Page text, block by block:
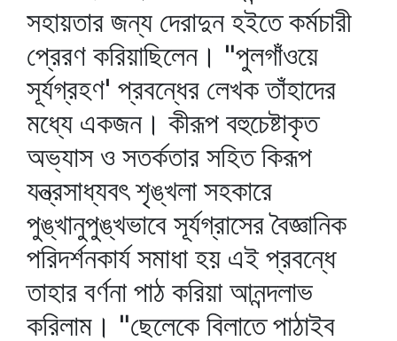
সহায়তার জন্য দেরাদুন হইতে কর্মচারী
প্রেরণ করিয়াছিলেন। "পুলগাঁওয়ে
সূর্যগ্রহণ' প্রবন্ধের লেখক তাঁহাদের
মধ্যে একজন। কীরূপ বহুচেষ্টাকৃত
অভ্যাস ও সতর্কতার সহিত কিরূপ
যন্ত্রসাধ্যবৎ শৃঙ্খলা সহকারে
পুঙ্খানুপুঙ্খভাবে সূর্যগ্রাসের বৈজ্ঞানিক
পরিদর্শনকার্য সমাধা হয় এই প্রবন্ধে
তাহার বর্ণনা পাঠ করিয়া আনন্দলাভ
করিলাম। "ছেলেকে বিলাতে পাঠাইব